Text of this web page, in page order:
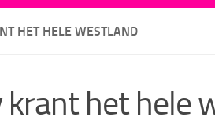
HET HELE WESTLAND
krant het hele